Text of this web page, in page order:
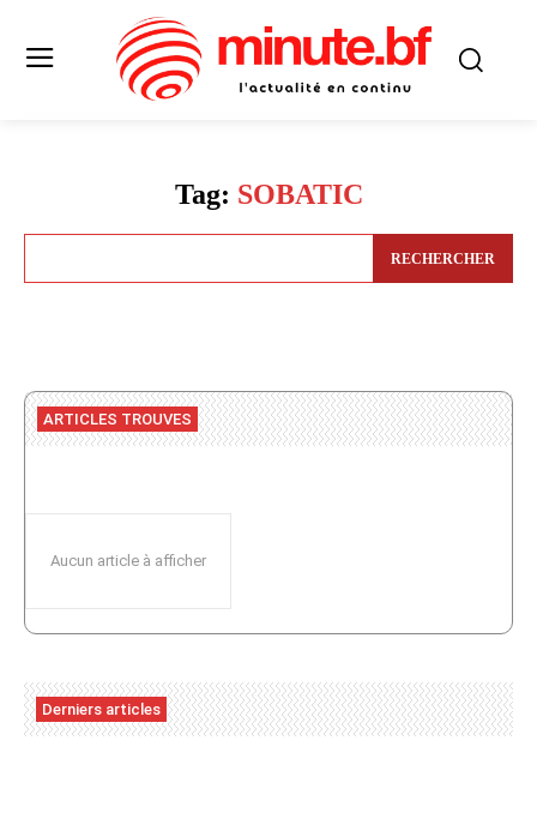
Tag: SOBATIC
RECHERCHER
ARTICLES TROUVES
Aucun article à afficher
Derniers articles